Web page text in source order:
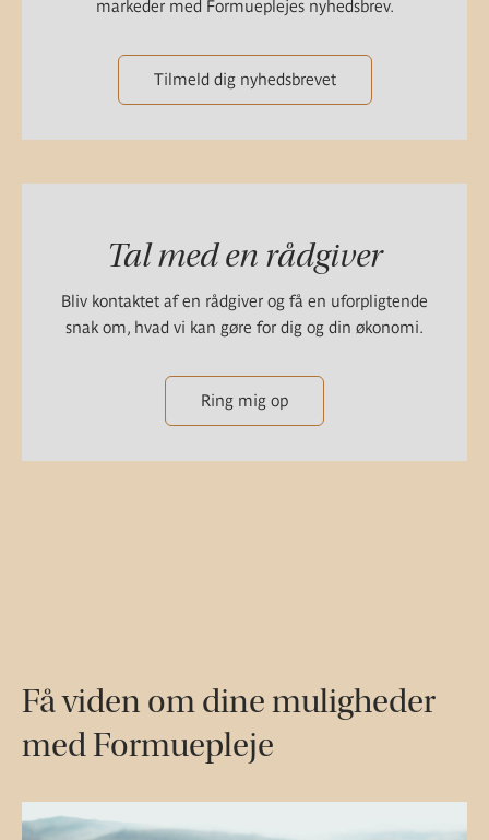
markeder med Formueplejes nyhedsbrev.
Tilmeld dig nyhedsbrevet
Tal med en rådgiver
Bliv kontaktet af en rådgiver og få en uforpligtende
snak om, hvad vi kan gøre for dig og din økonomi.
Ring mig op
Få viden om dine muligheder
med Formuepleje